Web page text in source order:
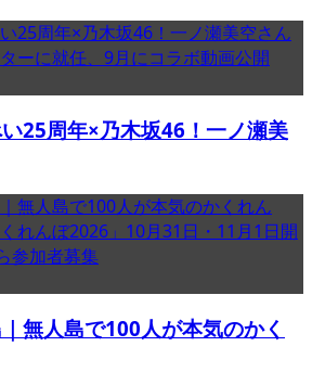
25周年×乃木坂46！一ノ瀬美
無人島で100人が本気のかく